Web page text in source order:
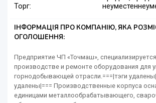
Торг:
неуместен
ІНФОРМАЦІЯ ПРО КОМПАНІЮ, ЯКА
ОГОЛОШЕННЯ:
Предприятие ЧП «Точмаш»,
производстве и ремонте оборудования для
горнодобывающей отрасли.===|тэги
удалены|=== Производственные корпуса
единицами металлообрабатывающего,